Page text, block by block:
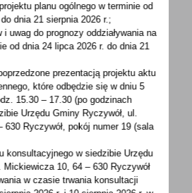
UDOSTĘPNIJ
NASTĘPNY
Zostaw nam swoją opinię
planu ogólnego w terminie od
dnia 21 sierpnia 2026 r.;
i uwag do prognozy oddziaływania na
od dnia 24 lipca 2026 r. do dnia 21
prezentacją projektu aktu
które odbędzie się w dniu 5
15.30 – 17.30 (po godzinach
Urzędu Gminy Ryczywół, ul.
630 Ryczywół, pokójnumer 19 (sala
konsultacyjnego w siedzibie Urzędu
Mickiewicza 10, 64 – 630 Ryczywół
w czasie trwania konsultacji